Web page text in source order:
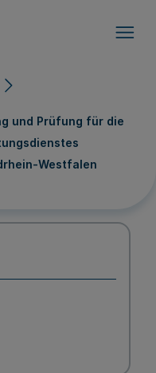
und Prüfung für die
Westfalen